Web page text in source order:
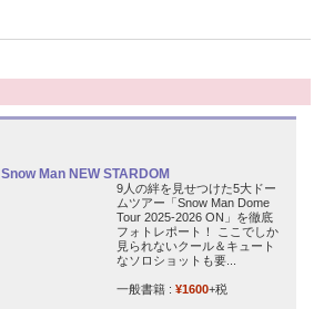
Snow Man NEW STARDOM
9人の絆を見せつけた5大ドー
ムツアー「Snow Man Dome
Tour 2025-2026 ON」を徹底
フォトレポート！ ここでしか
見られないクール＆キュート
なソロショットも要...
一般書籍 : ¥1600+税